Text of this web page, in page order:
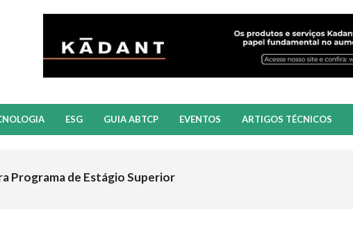
ESG GUIA ABTCP EVENTOS ARTIGOS TÉCNICOS
Programa de Estágio Superior